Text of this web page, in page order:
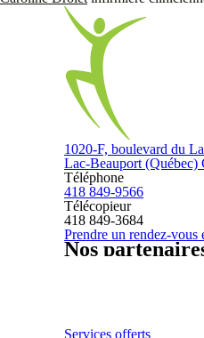
1020-F, boulevard du
Lac-Beauport (Québec)
Téléphone
418 849-9566
Télécopieur
418 849-3684
Prendre un rendez-vous
Nos
Services offerts